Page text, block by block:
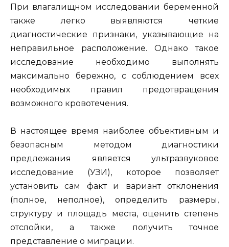
При влагалищном исследовании беременной
также легко выявляются четкие
диагностические признаки, указывающие на
неправильное расположение. Однако такое
исследование необходимо выполнять
максимально бережно, с соблюдением всех
необходимых правил предотвращения
возможного кровотечения.
В настоящее время наиболее объективным и
безопасным методом диагностики
предлежания является ультразвуковое
исследование (УЗИ), которое позволяет
установить сам факт и вариант отклонения
(полное, неполное), определить размеры,
структуру и площадь места, оценить степень
отслойки, а также получить точное
представление о миграции.